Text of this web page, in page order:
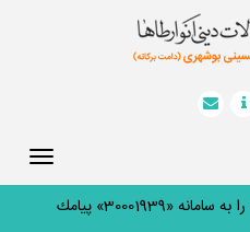
شما مي توانيد سوالات ديني خود را به سامانه «30001939» پيامك